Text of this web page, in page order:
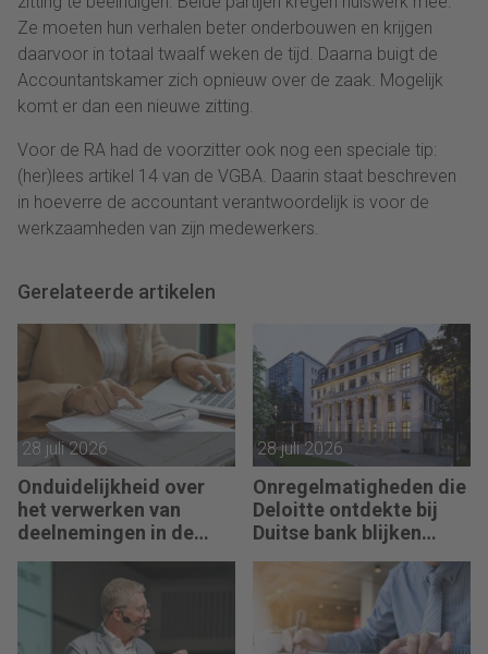
Ze moeten hun verhalen beter onderbouwen en krijgen
daarvoor in totaal twaalf weken de tijd. Daarna buigt de
Accountantskamer zich opnieuw over de zaak. Mogelijk
komt er dan een nieuwe zitting.
Voor de RA had de voorzitter ook nog een speciale tip:
(her)lees artikel 14 van de VGBA. Daarin staat beschreven
in hoeverre de accountant verantwoordelijk is voor de
werkzaamheden van zijn medewerkers.
Gerelateerde artikelen
28 juli 2026
Onduidelijkheid over
het verwerken van
deelnemingen in de
28 juli 2026
Onregelmatigheden die
Deloitte ontdekte bij
Duitse bank blijken